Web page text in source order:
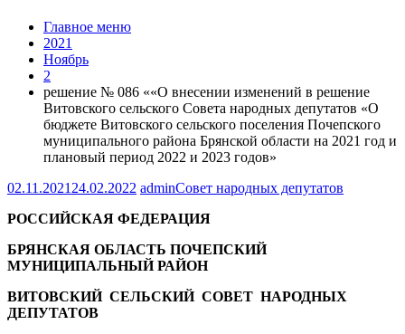
Главное меню
2021
Ноябрь
2
решение № 086 ««О внесении изменений в решение
Витовского сельского Совета народных депутатов «О
бюджете Витовского сельского поселения Почепского
муниципального района Брянской области на 2021 год и
плановый период 2022 и 2023 годов»
02.11.2021 24.02.2022 adminСовет народных депутатов
РОССИЙСКАЯ ФЕДЕРАЦИЯ
БРЯНСКАЯ ОБЛАСТЬ ПОЧЕПСКИЙ
МУНИЦИПАЛЬНЫЙ РАЙОН
ВИТОВСКИЙ СЕЛЬСКИЙ СОВЕТ НАРОДНЫХ
ДЕПУТАТОВ